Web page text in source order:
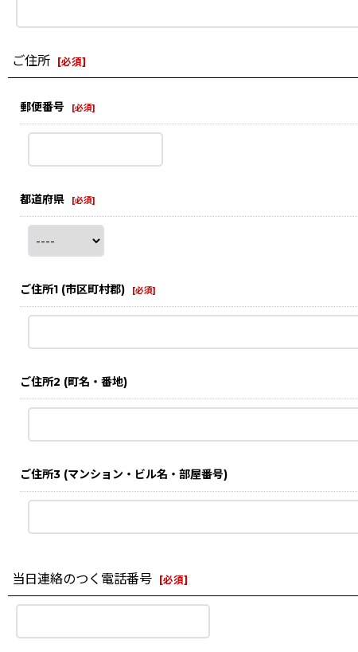
ご住所 [必須]
郵便番号 [必須]
都道府県 [必須]
ご住所1 (市区町村郡) [必須]
ご住所2 (町名・番地)
ご住所3 (マンション・ビル名・部屋番号)
当日連絡のつく電話番号 [必須]